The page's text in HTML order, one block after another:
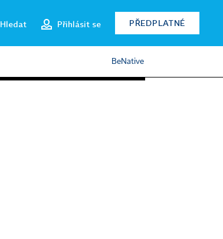
Hledat Přihlásit se PŘEDPLATNÉ
BeNative